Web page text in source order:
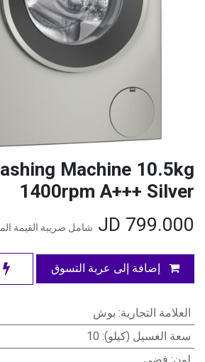
Machine 10.5kg
1400rpm A+++ Silver
799.000
شامل ضريبة القيمة
إضافة إلى عربة التسوق
العلامة التجارية: بوش
سعة الغسيل (كيلو):
10